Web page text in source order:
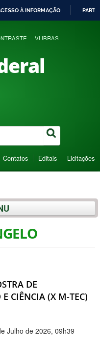
À INFORMAÇÃO
VLIBRAS
Contatos Editais Licitações
DE
CIÊNCIA (X M-TEC)
Julho de 2026, 09h39